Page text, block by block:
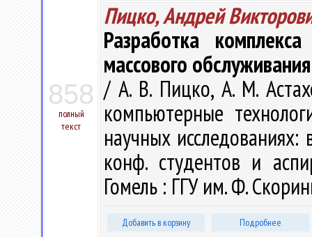
858
полный
текст
Пицко, Андрей
Разработка
массового
/ А. В. Пицко, А. М.
компьютерные
научных
конф. студентов и
Гомель : ГГУ им. Ф.
Добавить в корзину Подробнее